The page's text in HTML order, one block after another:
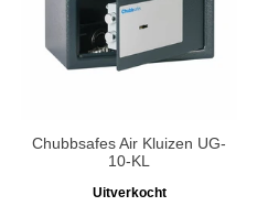
Chubbsafes Air Kluizen UG-
10-KL
Uitverkocht